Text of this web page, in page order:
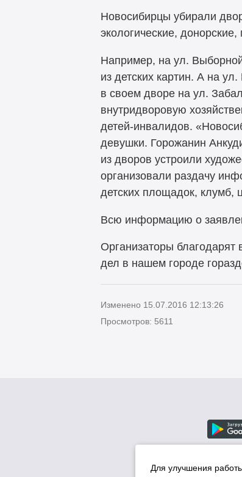
Новосибирцы убирали
экологические,
Например, на ул.
из детских картин. А на
в своем дворе на ул.
внутридворовую
детей-инвалидов.
девушки. Горожанин
из дворов устроили
организовали раздачу
детских площадок, клумб,
Всю информацию о
Организаторы
дел в нашем городе
Изменено 15.07.2016 12:13:26
Просмотров: 5611
Для улучшения